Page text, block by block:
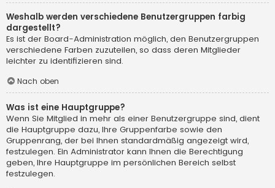
Weshalb werden verschiedene Benutzergruppen farbig
dargestellt?
Es ist der Board-Administration möglich, den Benutzergruppen
verschiedene Farben zuzuteilen, so dass deren Mitglieder
leichter zu identifizieren sind.
Nach oben
Was ist eine Hauptgruppe?
Wenn Sie Mitglied in mehr als einer Benutzergruppe sind, dient
die Hauptgruppe dazu, Ihre Gruppenfarbe sowie den
Gruppenrang, der bei Ihnen standardmäßig angezeigt wird,
festzulegen. Ein Administrator kann Ihnen die Berechtigung
geben, Ihre Hauptgruppe im persönlichen Bereich selbst
festzulegen.